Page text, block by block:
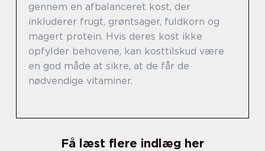
gennem en afbalanceret kost, der
inkluderer frugt, grøntsager, fuldkorn og
magert protein. Hvis deres kost ikke
opfylder behovene, kan kosttilskud være
en god måde at sikre, at de får de
nødvendige vitaminer.
Få læst flere indlæg her